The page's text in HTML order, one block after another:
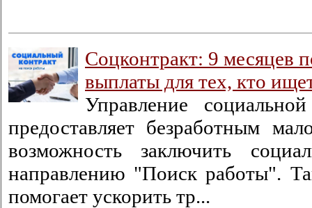
Соцконтракт: 9 месяцев
выплаты для тех, кто
Управление
предоставляет безработным
возможность заключить
направлению "Поиск работы".
помогает ускорить тр...